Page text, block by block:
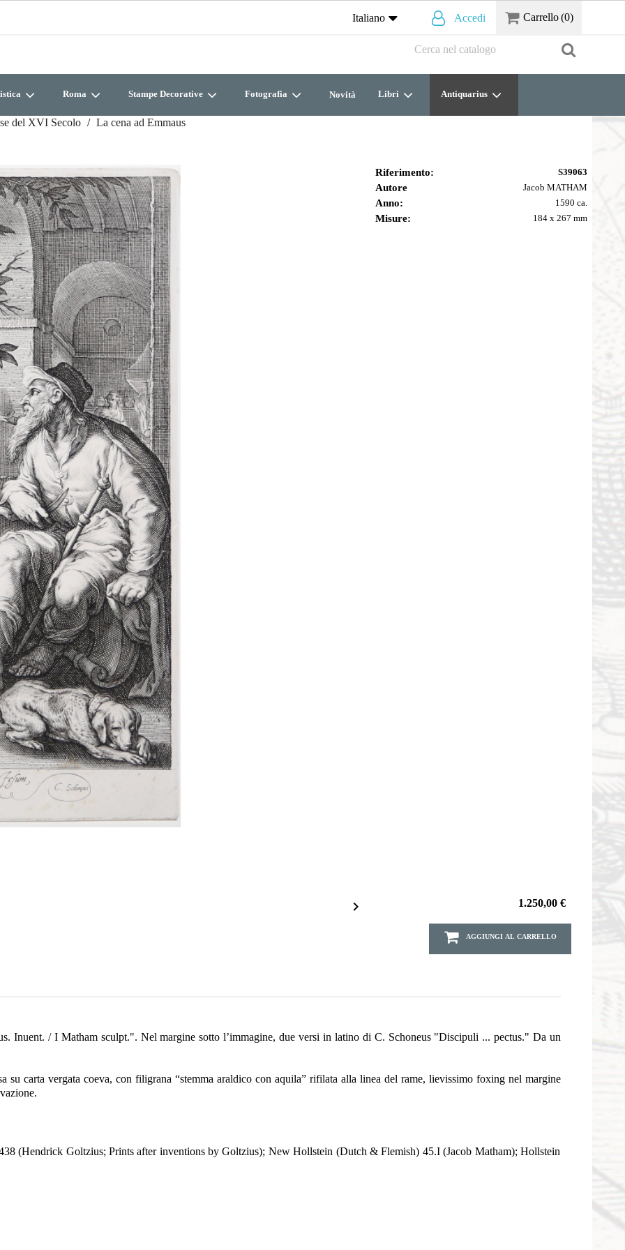
Italiano Accedi Carrello(0)
Roma Stampe Decorative Fotografia Novità Libri Antiquarius
del XVI Secolo La cena ad Emmaus

Riferimento: S39063
Autore Jacob MATHAM
Anno: 1590 ca.
Misure: 184 x 267 mm
1.250,00 €
AGGIUNGI AL CARRELLO
Inuent. / I Matham sculpt.". Nel margine sotto l’immagine, due versi in latino di C. Schoneus "Discipuli ... pectus." Da un
su carta vergata coeva, con filigrana “stemma araldico con aquila” rifilata alla linea del rame, lievissimo foxing nel margine
(Hendrick Goltzius; Prints after inventions by Goltzius); New Hollstein (Dutch & Flemish) 45.I (Jacob Matham); Hollstein